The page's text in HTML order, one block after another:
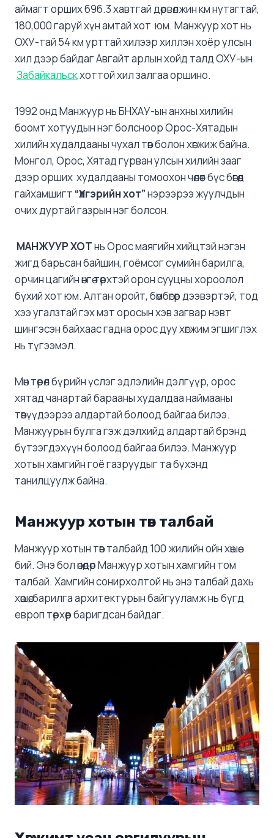
аймагт орших 696.3 хавтгай дөрвөлжин км нутагтай,
180,000 гаруй хүн амтай хот юм. Манжуур хот нь
ОХУ-тай 54 км урттай хилээр хиллэн хоёр улсын
хил дээр байдаг Авгайт арлын хойд талд ОХУ-ын
Забайкальскхоттой хил залгаа оршино.
1992 онд Манжуур нь БНХАУ-ын анхны хилийн
боомт хотуудын нэг болсноор Орос-Хятадын
хилийн худалдааны чухал төв болон хөгжиж байна.
Монгол, Орос, Хятад гурван улсын хилийн зааг
дээр орших худалдааны томоохон чөлөөт бүс бөгөөд
гайхамшигт “Үлгэрийн хот”нэрээрээ жуулчдын
очих дуртай газрын нэг болсон.
МАНЖУУР ХОТнь Орос маягийн хийцтэй нэгэн
жигд барьсан байшин, гоёмсог сүмийн барилга,
орчин цагийн өнгө төрхтэй орон сууцны хороолол
бүхий хот юм. Алтан оройт, бөмбөгөр дээвэртэй, тод
хээ угалзтай гэх мэт оросын хэв загвар нэвт
шингэсэн байхаас гадна орос дуу хөгжим эгшиглэх
нь түгээмэл.
Мөн төрөл бүрийн үслэг эдлэлийн дэлгүүр, орос
хятад чанартай барааны худалдаа наймааны
төвүүдээрээ алдартай болоод байгаа билээ.
Манжуурын булга гэж дэлхийд алдартай брэнд
бүтээгдэхүүн болоод байгаа билээ. Манжуур
хотын хамгийн гоё газруудыг та бүхэнд
танилцуулж байна.
Манжуур хотын төв талбай
Манжуур хотын төв талбайд 100 жилийн ойн хөшөө
бий. Энэ бол өнөөдөр Манжуур хотын хамгийн том
талбай. Хамгийн сонирхолтой нь энэ талбай дахь
хөшөө, барилга архитектурын байгууламж нь бүгд
европ төрхөөр баригдсан байдаг.